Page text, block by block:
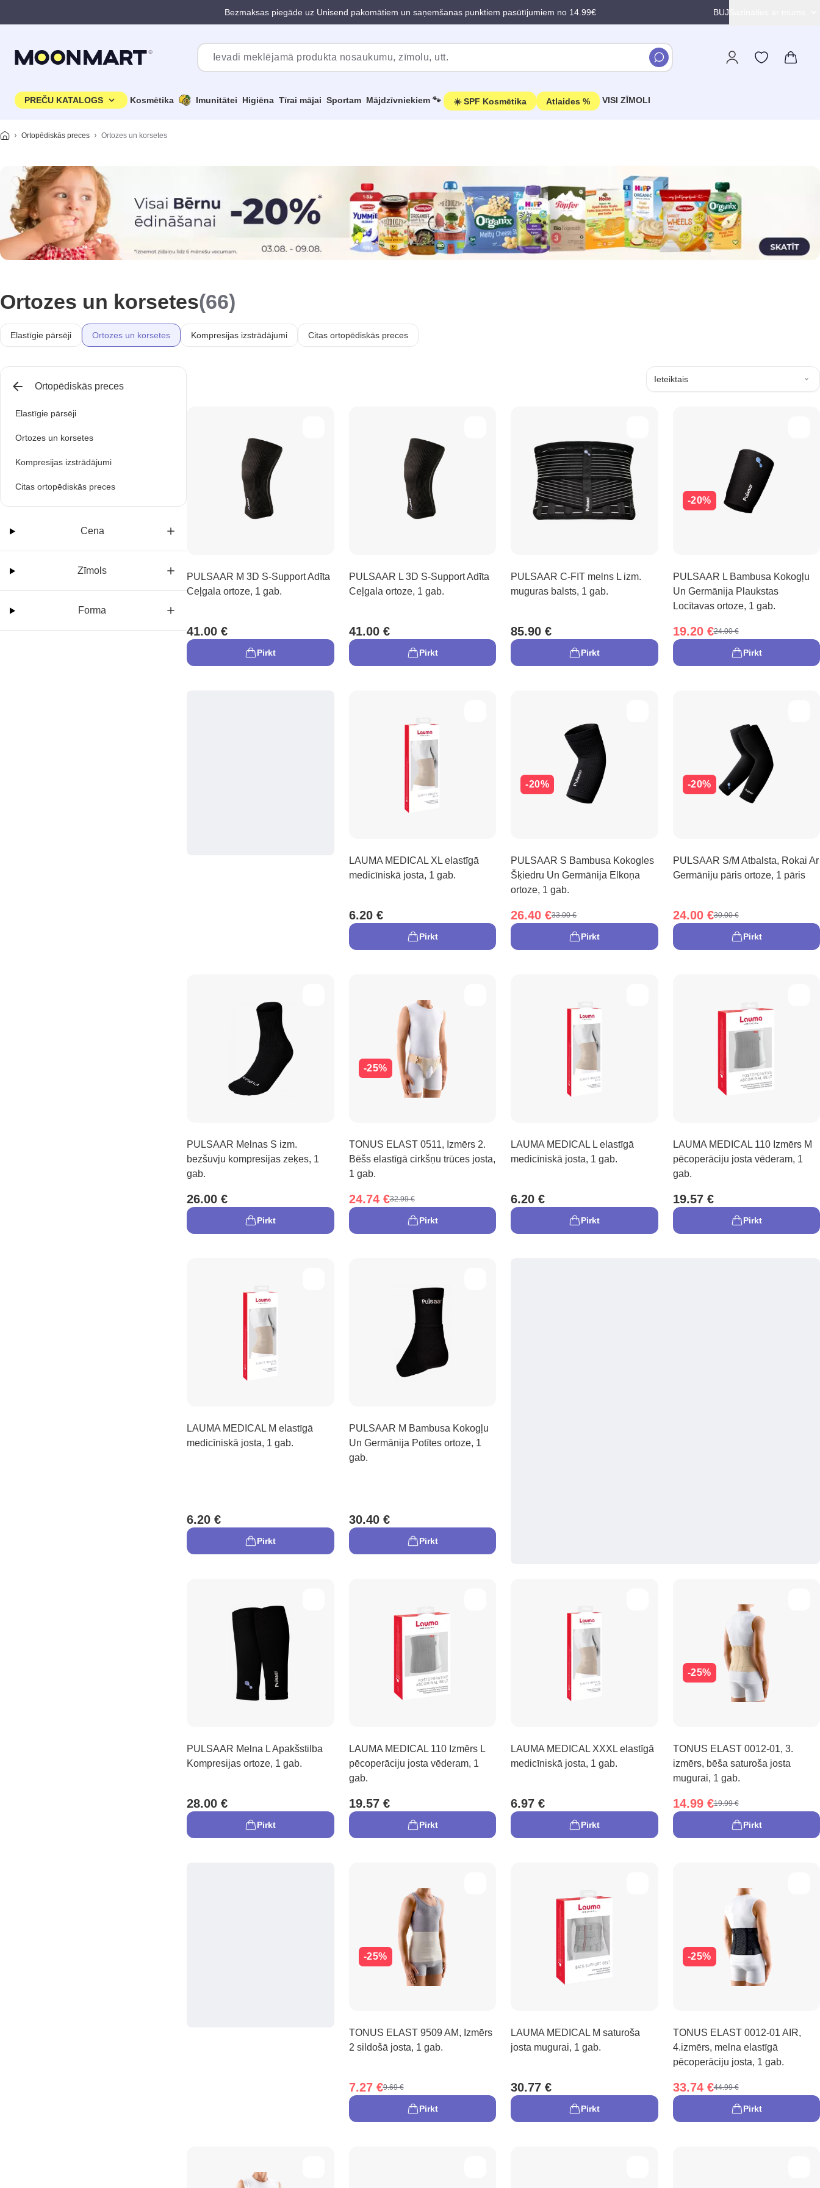
Bezmaksas piegāde uz Unisend pakomātiem un saņemšanas punktiem pasūtījumiem no 14.99€ BUJ
PREČU KATALOGS Kosmētika Imunitātei Higiēna Tīrai mājai Sportam Mājdzīvniekiem 🐾 ☀️ SPF Kosmētika Atlaides % VISI ZĪMOLI
Ortopēdiskās preces Ortozes un korsetes
Ortozes un korsetes(66)
Elastīgie pārsēji Ortozes un korsetes Kompresijas izstrādājumi Citas ortopēdiskās preces
Ortopēdiskās preces
Elastīgie pārsēji
Ortozes un korsetes
Kompresijas izstrādājumi
Citas ortopēdiskās preces
Cena
Zīmols
Forma
Ieteiktais
PULSAAR M 3D S-Support Adīta
Ceļgala ortoze, 1 gab.
41.00 €
Pirkt
PULSAAR L 3D S-Support Adīta
Ceļgala ortoze, 1 gab.
41.00 €
Pirkt
PULSAAR C-FIT melns L izm.
muguras balsts, 1 gab.
85.90 €
Pirkt
-20%
PULSAAR L Bambusa Kokogļu
Un Germānija Plaukstas
Locītavas ortoze, 1 gab.
19.20 €24.00 €
Pirkt
LAUMA MEDICAL XL elastīgā
medicīniskā josta, 1 gab.
6.20 €
Pirkt
-20%
PULSAAR S Bambusa Kokogles
Šķiedru Un Germānija Elkoņa
ortoze, 1 gab.
26.40 €33.00 €
Pirkt
-20%
PULSAAR S/M Atbalsta, Rokai Ar
Germāniju pāris ortoze, 1 pāris
24.00 €30.00 €
Pirkt
PULSAAR Melnas S izm.
bezšuvju kompresijas zeķes, 1
gab.
26.00 €
Pirkt
-25%
TONUS ELAST 0511, Izmērs 2.
Bēšs elastīgā cirkšņu trūces josta,
1 gab.
24.74 €32.99 €
Pirkt
LAUMA MEDICAL L elastīgā
medicīniskā josta, 1 gab.
6.20 €
Pirkt
LAUMA MEDICAL 110 Izmērs M
pēcoperāciju josta vēderam, 1
gab.
19.57 €
Pirkt
LAUMA MEDICAL M elastīgā
medicīniskā josta, 1 gab.
6.20 €
Pirkt
PULSAAR M Bambusa Kokogļu
Un Germānija Potītes ortoze, 1
gab.
30.40 €
Pirkt
PULSAAR Melna L Apakšstilba
Kompresijas ortoze, 1 gab.
28.00 €
Pirkt
LAUMA MEDICAL 110 Izmērs L
pēcoperāciju josta vēderam, 1
gab.
19.57 €
Pirkt
LAUMA MEDICAL XXXL elastīgā
medicīniskā josta, 1 gab.
6.97 €
Pirkt
-25%
TONUS ELAST 0012-01, 3.
izmērs, bēša saturoša josta
mugurai, 1 gab.
14.99 €19.99 €
Pirkt
-25%
TONUS ELAST 9509 AM, Izmērs
2 sildošā josta, 1 gab.
7.27 €9.69 €
Pirkt
LAUMA MEDICAL M saturoša
josta mugurai, 1 gab.
30.77 €
Pirkt
-25%
TONUS ELAST 0012-01 AIR,
4.izmērs, melna elastīgā
pēcoperāciju josta, 1 gab.
33.74 €44.99 €
Pirkt